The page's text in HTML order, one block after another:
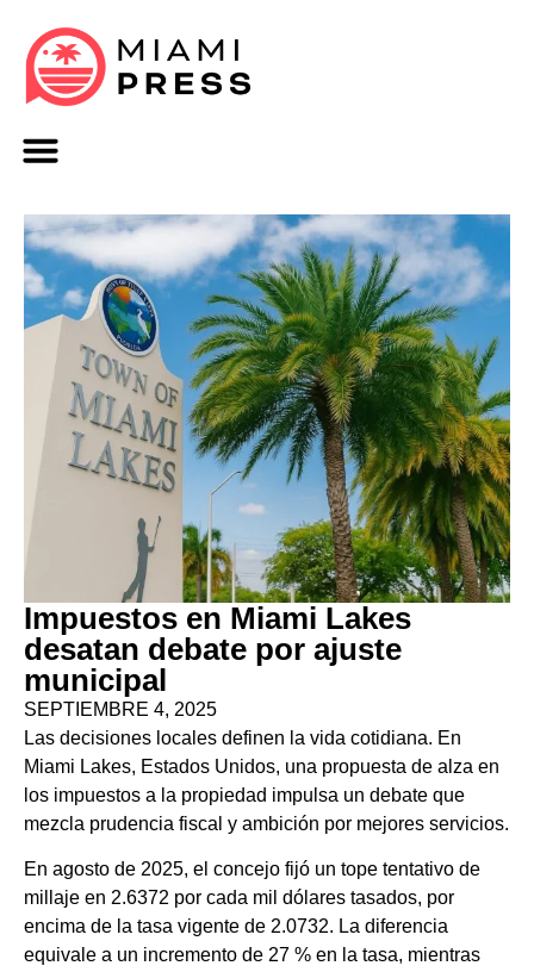
Impuestos en Miami Lakes
desatan debate por ajuste
municipal
SEPTIEMBRE 4, 2025
Las decisiones locales definen la vida cotidiana. En
Miami Lakes, Estados Unidos, una propuesta de alza en
los impuestos a la propiedad impulsa un debate que
mezcla prudencia fiscal y ambición por mejores servicios.
En agosto de 2025, el concejo fijó un tope tentativo de
millaje en 2.6372 por cada mil dólares tasados, por
encima de la tasa vigente de 2.0732. La diferencia
equivale a un incremento de 27 % en la tasa, mientras